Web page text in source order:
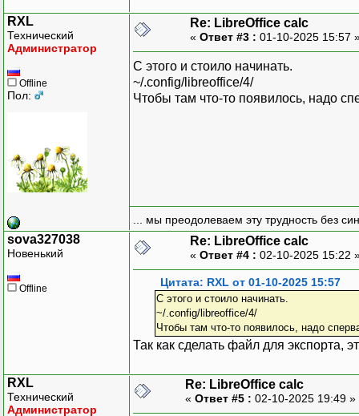
RXL
Технический
Администратор
Offline
Пол:
Re: LibreOffice calc
« Ответ #3 : 01-10-2025 15:57
С этого и стоило начинать.
~/.config/libreoffice/4/
Чтобы там что-то появилось, надо
... мы преодолеваем эту трудность без
sova327038
Новенький
Offline
Re: LibreOffice calc
« Ответ #4 : 02-10-2025 15:22
Цитата: RXL от 01-10-2025 15:57
С этого и стоило начинать.
~/.config/libreoffice/4/
Чтобы там что-то появилось, надо
Так как сделать файл для экспорта,
RXL
Технический
Администратор
Re: LibreOffice calc
« Ответ #5 : 02-10-2025 19:49 »